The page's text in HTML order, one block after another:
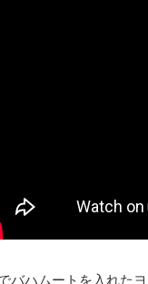
バハムートを入れたヨ